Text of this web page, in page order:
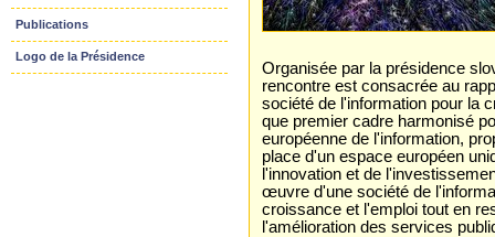
Publications
Logo de la Présidence
Organisée par la présidence
rencontre est consacrée au
société de l'information pour la
que premier cadre harmonisé
européenne de l'information,
place d'un espace européen
l'innovation et de
œuvre d'une société de
croissance et l'emploi tout en
l'amélioration des services